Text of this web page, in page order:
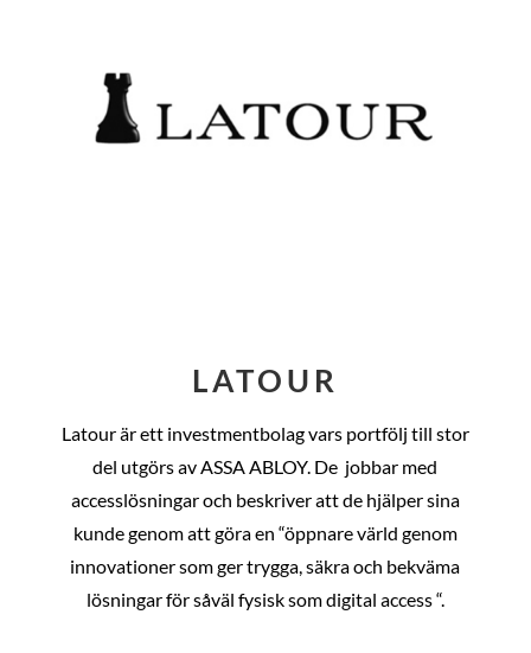
LATOUR
Latour är ett investmentbolag vars portfölj till stor
del utgörs av ASSA ABLOY. De jobbar med
accesslösningar och beskriver att de hjälper sina
kunde genom att göra en “öppnare värld genom
innovationer som ger trygga, säkra och bekväma
lösningar för såväl fysisk som digital access “.